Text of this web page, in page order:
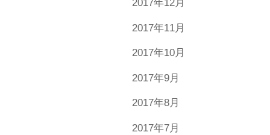
2017年12月
2017年11月
2017年10月
2017年9月
2017年8月
2017年7月